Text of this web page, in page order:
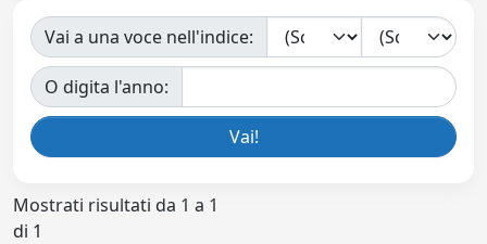
Vai a una voce nell'indice:
O digita l'anno:
Mostrati risultati da 1 a 1
di 1